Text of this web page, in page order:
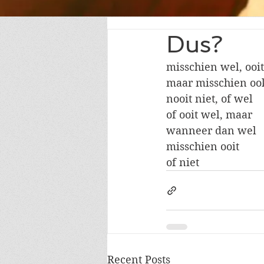
Dus?
misschien wel, ooit
maar misschien
nooit niet, of wel
of ooit wel, maar
wanneer dan wel
misschien ooit
of niet
Recent Posts